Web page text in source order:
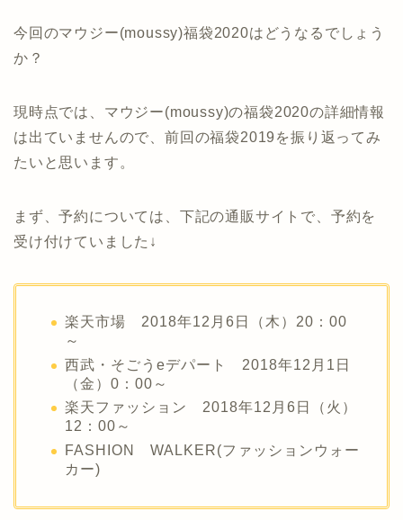
今回のマウジー(moussy)福袋2020はどうなるでしょう
か？
現時点では、マウジー(moussy)の福袋2020の詳細情報
は出ていませんので、前回の福袋2019を振り返ってみ
たいと思います。
まず、予約については、下記の通販サイトで、予約を
受け付けていました↓
楽天市場 2018年12月6日（木）20：00
～
西武・そごうeデパート 2018年12月1日
（金）0：00～
楽天ファッション 2018年12月6日（火）
12：00～
FASHION WALKER(ファッションウォー
カー)